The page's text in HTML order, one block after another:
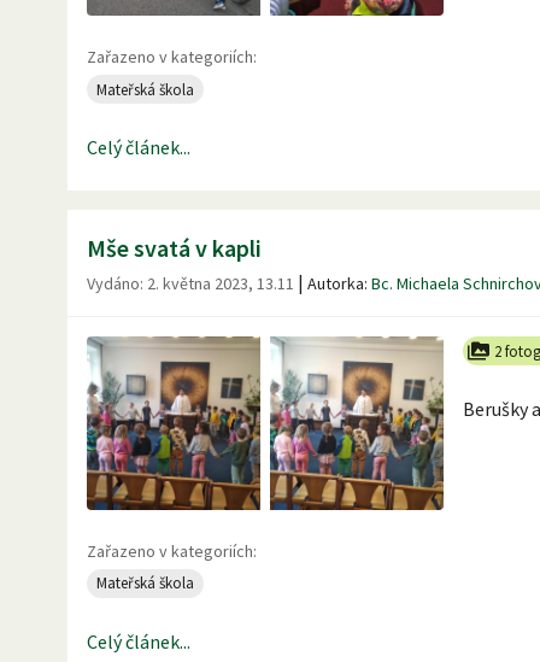
Zařazeno v kategoriích:
Mateřská škola
Celý článek...
Mše svatá v kapli
Vydáno: 2. května 2023, 13.11 | Autorka: Bc. Michaela
2
Berušky
Zařazeno v kategoriích:
Mateřská škola
Celý článek...